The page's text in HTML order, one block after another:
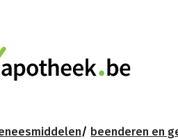
beenderen en